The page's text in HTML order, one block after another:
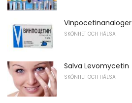
Vinpocetinanaloger
SKÖNHET OCH HÄLSA
Salva Levomycetin
SKÖNHET OCH HÄLSA